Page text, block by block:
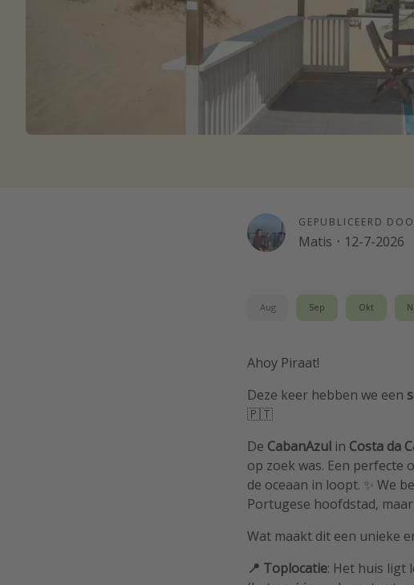
GEPUBLICEERD
Matis · 12-7-2026
Aug Sep Okt
Ahoy Piraat!
Deze keer hebben we een
🇵🇹
De CabanAzul in Costa da
op zoek was. Een perfecte
de oceaan in loopt. ✨ We
Portugese hoofdstad,
Wat maakt dit een unieke
📍 Toplocatie: Het huis ligt